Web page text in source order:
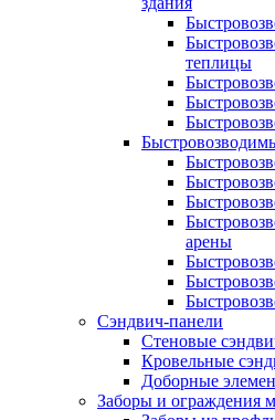
теплицы
арены
Сэндвич-панели
Стеновые
Кровельные
Доборные
Заборы и ограждения